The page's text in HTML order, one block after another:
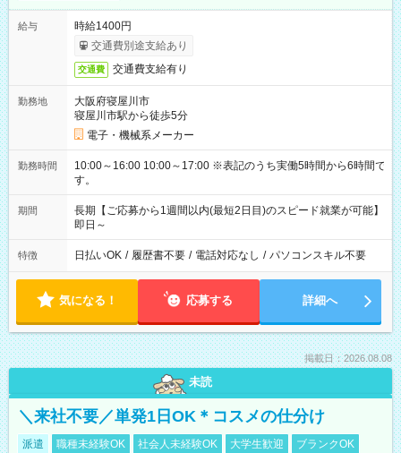
給与
時給1400円
交通費別途支給あり
交通費 交通費支給有り
勤務地
大阪府寝屋川市
寝屋川市駅から徒歩5分
電子・機械系メーカー
勤務時間
10:00～16:00 10:00～17:00 ※表記のうち実働5時間から6時間で
す。
期間
長期【ご応募から1週間以内(最短2日目)のスピード就業が可能】
即日～
特徴 日払いOK / 履歴書不要 / 電話対応なし / パソコンスキル不要
気になる！ 応募する 詳細へ
掲載日：2026.08.08
未読
＼来社不要／単発1日OK＊コスメの仕分け
派遣 職種未経験OK 社会人未経験OK 大学生歓迎
ブランクOK